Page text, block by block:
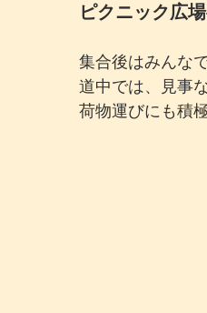
ピクニック広
集合後はみんな
道中では、見事
荷物運びにも積